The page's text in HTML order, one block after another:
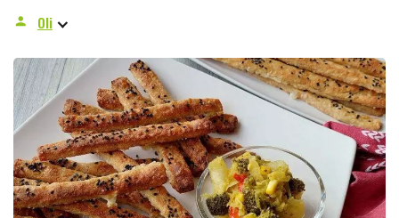
person Oli